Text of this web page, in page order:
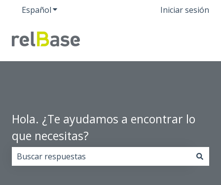
EspañolTraducciones de Mostrar submenú de
Iniciar sesión
Hola. ¿Te ayudamos a encontrar lo
que necesitas?